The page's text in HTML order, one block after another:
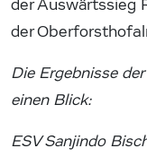
der Auswärtssieg
der
Die Ergebnisse
einen Blick:
ESV Sanjindo